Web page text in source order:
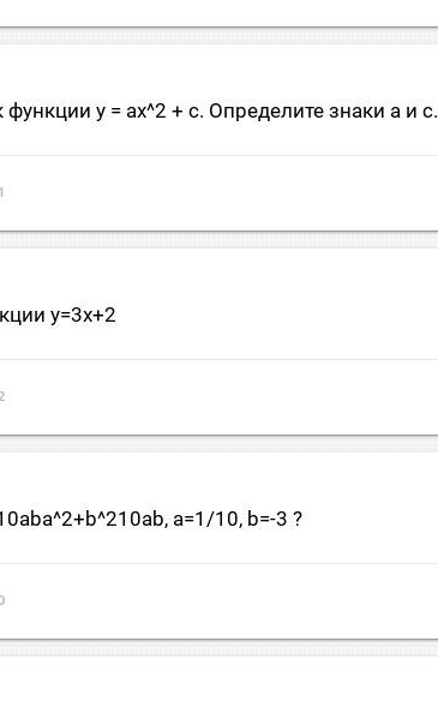
у = ах^2 + с. Определите знаки а и с.
y=3x+2
a=1/10, b=-3 ?